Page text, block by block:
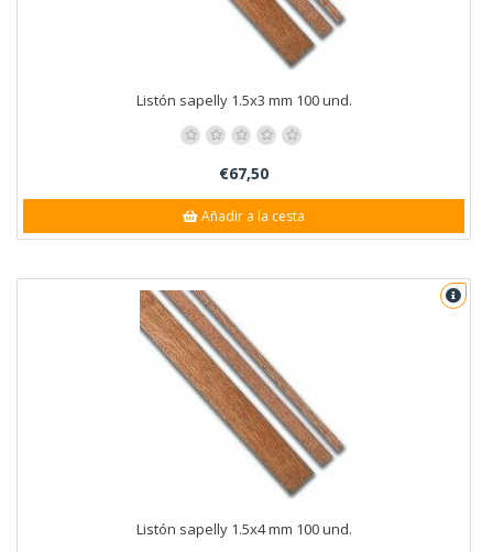
Listón sapelly 1.5x3 mm 100 und.
€67,50
Añadir a la cesta
Listón sapelly 1.5x4 mm 100 und.